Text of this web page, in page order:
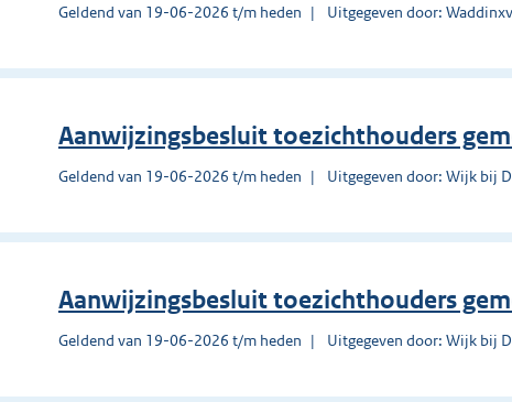
Geldend van 19-06-2026 t/m heden Uitgegeven door:
Aanwijzingsbesluit toezichthouders
Geldend van 19-06-2026 t/m heden Uitgegeven door: Wijk bij
Aanwijzingsbesluit toezichthouders
Geldend van 19-06-2026 t/m heden Uitgegeven door: Wijk bij